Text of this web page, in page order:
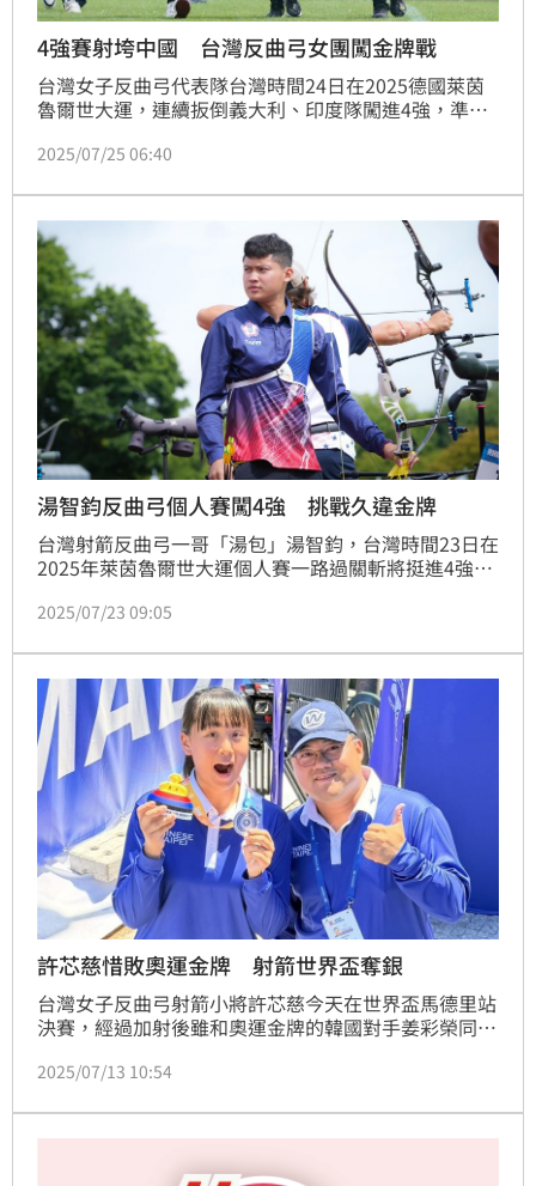
4強賽射垮中國 台灣反曲弓女團闖金牌戰
台灣女子反曲弓代表隊台灣時間24日在2025德國萊茵
魯爾世大運，連續扳倒義大利、印度隊闖進4強，準決
25日的金牌戰，將力拼睽違10年的隊史第2金。
2025/07/25 06:40
湯智鈞反曲弓個人賽闖4強 挑戰久違金牌
台灣射箭反曲弓一哥「湯包」湯智鈞，台灣時間23日在
2025年萊茵魯爾世大運個人賽一路過關斬將挺進4強，
2025/07/23 09:05
許芯慈惜敗奧運金牌 射箭世界盃奪銀
台灣女子反曲弓射箭小將許芯慈今天在世界盃馬德里站
決賽，經過加射後雖和奧運金牌的韓國對手姜彩榮同為
銀。
2025/07/13 10:54